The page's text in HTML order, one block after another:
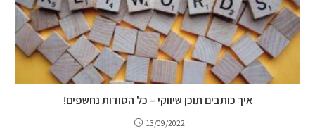
איך כותבים תוכן שיווקי – כל הסודות נחשפים!
13/09/2022